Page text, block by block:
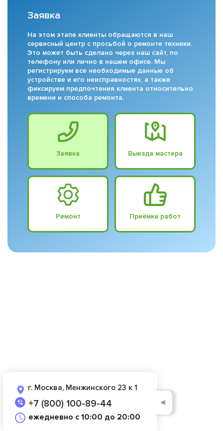
Заявка
На этом этапе клиенты обращаются в наш
сервисный центр с просьбой о ремонте техники.
Это может быть сделано через наш сайт, по
телефону или лично в нашем офисе. Мы
регистрируем все необходимые данные об
устройстве и его неисправностях, а также
фиксируем предпочтения клиента относительно
времени и способа ремонта.
Заявка Выезда мастера
Ремонт Приёмка работ
г. Москва, Менжинского 23 к 1
+7 (800) 100-89-44
ежедневно с 10:00 до 20:00
◄